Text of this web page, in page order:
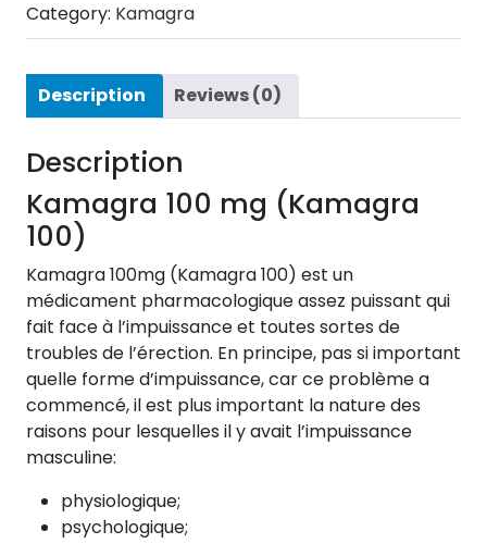
10
comprimés
Category: Kamagra
Description Reviews (0)
Description
Kamagra 100 mg (Kamagra
100)
Kamagra 100mg (Kamagra 100) est un
médicament pharmacologique assez puissant qui
fait face à l’impuissance et toutes sortes de
troubles de l’érection. En principe, pas si important
quelle forme d’impuissance, car ce problème a
commencé, il est plus important la nature des
raisons pour lesquelles il y avait l’impuissance
masculine:
physiologique;
psychologique;